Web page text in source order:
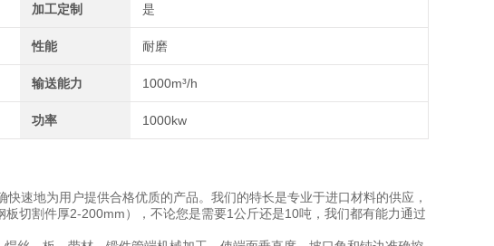
加工定制 是
性能 耐磨
输送能力 1000m³/h
功率 1000kw
速地为用户提供合格优质的产品。我们的特长是专业于进口材料的供应，
切割件厚2-200mm），不论您是需要1公斤还是10吨，我们都有能力通过